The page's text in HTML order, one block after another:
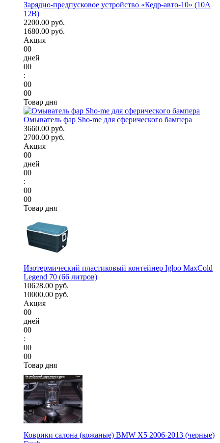
Зарядно-предпусковое устройство «Кедр-авто-10» (10A
12В)
2200.00 руб.
1680.00 руб.
Акция
00
дней
00
:
00
00
Товар дня
Омыватель фар Sho-me для сферического бампера
3660.00 руб.
2700.00 руб.
Акция
00
дней
00
:
00
00
Товар дня
Изотермический пластиковый контейнер Igloo MaxCold
Legend 70 (66 литров)
10628.00 руб.
10000.00 руб.
Акция
00
дней
00
:
00
00
Товар дня
Коврики салона (кожаные) BMW X5 2006-2013 (черные)